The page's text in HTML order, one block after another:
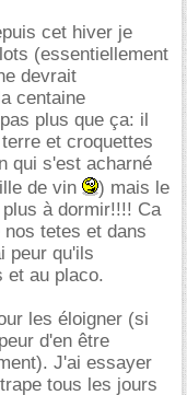
cet hiver je
(essentiellement
devrait
centaine
plus que ça: il
et croquettes
qui s'est acharné
de vin
) mais le
à dormir!!!! Ca
tetes et dans
peur qu'ils
et au placo.
les éloigner (si
d'en être
J'ai essayer
tous les jours